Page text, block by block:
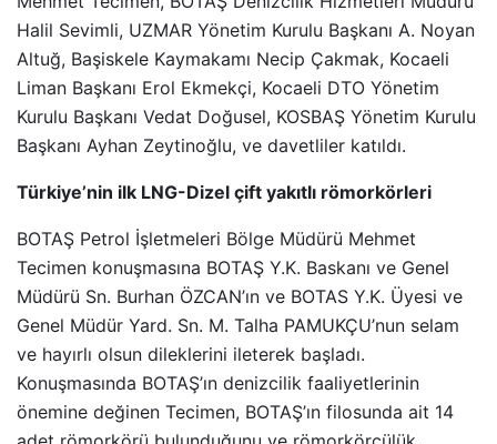
Halil Sevimli, UZMAR Yönetim Kurulu Başkanı A. Noyan
Altuğ, Başiskele Kaymakamı Necip Çakmak, Kocaeli
Liman Başkanı Erol Ekmekçi, Kocaeli DTO Yönetim
Kurulu Başkanı Vedat Doğusel, KOSBAŞ Yönetim Kurulu
Başkanı Ayhan Zeytinoğlu, ve davetliler katıldı.
Türkiye’nin ilk LNG-Dizel çift yakıtlı römorkörleri
BOTAŞ Petrol İşletmeleri Bölge Müdürü Mehmet
Tecimen konuşmasına BOTAŞ Y.K. Baskanı ve Genel
Müdürü Sn. Burhan ÖZCAN’ın ve BOTAS Y.K. Üyesi ve
Genel Müdür Yard. Sn. M. Talha PAMUKÇU’nun selam
ve hayırlı olsun dileklerini ileterek başladı.
Konuşmasında BOTAŞ’ın denizcilik faaliyetlerinin
önemine değinen Tecimen, BOTAŞ’ın filosunda ait 14